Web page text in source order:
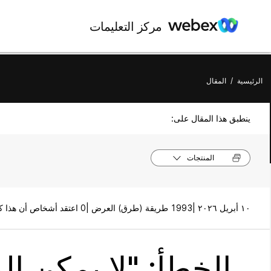
مركز التعليمات
الرئيسية / المقال
ينطبق هذا المقال على:
المنتجات
١٠ أبريل ٢٠٢٦ | 1993 طريقة (طرق) العرض | 0 اعتقد أشخاص أن هذا كان مفيدًا